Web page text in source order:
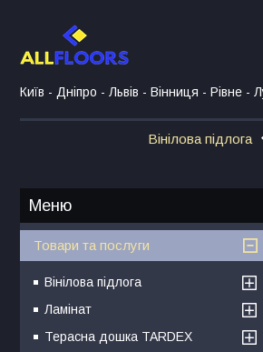
Київ - Дніпро - Львів - Вінниця - Рівне -
Вінілова підлога
Товари та послуги
Вінілова підлога
Ламінат
Терасна дошка TARDEX